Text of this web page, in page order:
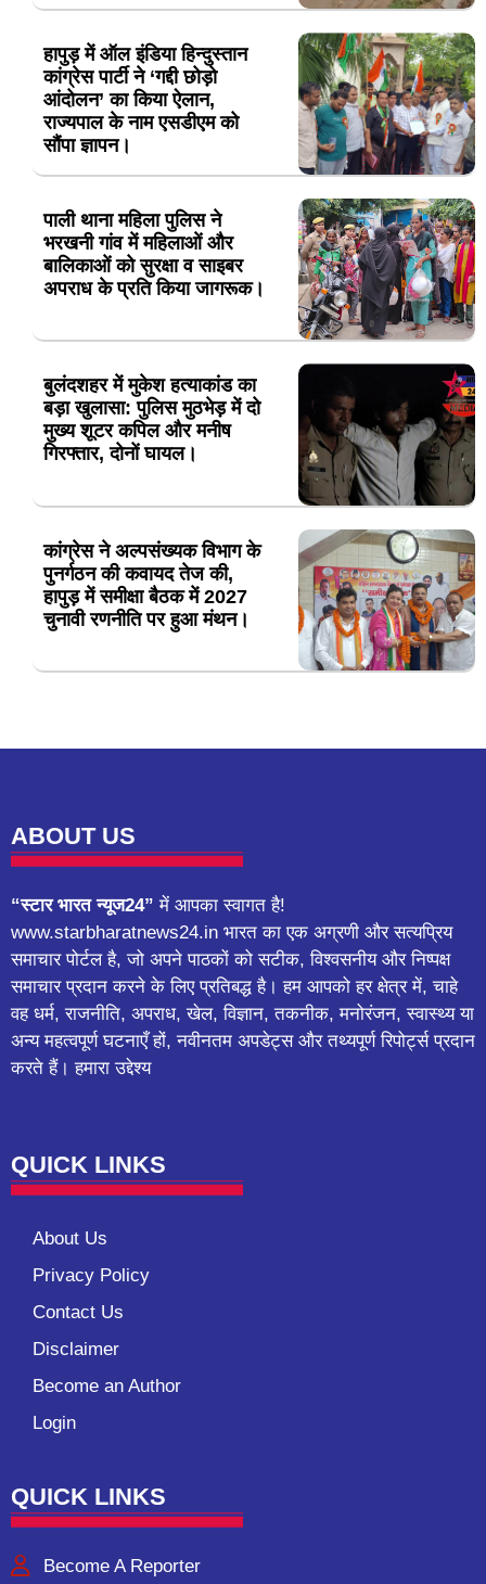
हापुड़ में ऑल इंडिया हिन्दुस्तान
कांग्रेस पार्टी ने ‘गद्दी छोड़ो
आंदोलन’ का किया ऐलान,
राज्यपाल के नाम एसडीएम को
सौंपा ज्ञापन।
पाली थाना महिला पुलिस ने
भरखनी गांव में महिलाओं और
बालिकाओं को सुरक्षा व साइबर
अपराध के प्रति किया जागरूक।
बुलंदशहर में मुकेश हत्याकांड का
बड़ा खुलासा: पुलिस मुठभेड़ में दो
मुख्य शूटर कपिल और मनीष
गिरफ्तार, दोनों घायल।
कांग्रेस ने अल्पसंख्यक विभाग के
पुनर्गठन की कवायद तेज की,
हापुड़ में समीक्षा बैठक में 2027
चुनावी रणनीति पर हुआ मंथन।
ABOUT US
“स्टार भारत न्यूज24” में आपका स्वागत है!
www.starbharatnews24.in भारत का एक अग्रणी और सत्यप्रिय
समाचार पोर्टल है, जो अपने पाठकों को सटीक, विश्वसनीय और निष्पक्ष
समाचार प्रदान करने के लिए प्रतिबद्ध है। हम आपको हर क्षेत्र में, चाहे
वह धर्म, राजनीति, अपराध, खेल, विज्ञान, तकनीक, मनोरंजन, स्वास्थ्य या
अन्य महत्वपूर्ण घटनाएँ हों, नवीनतम अपडेट्स और तथ्यपूर्ण रिपोर्ट्स प्रदान
करते हैं। हमारा उद्देश्य
QUICK LINKS
About Us
Privacy Policy
Contact Us
Disclaimer
Become an Author
Login
QUICK LINKS
Become A Reporter